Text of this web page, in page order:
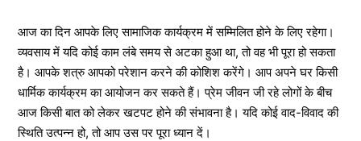
आज का दिन आपके लिए सामाजिक कार्यक्रम में सम्मिलित होने के लिए रहेगा।
व्यवसाय में यदि कोई काम लंबे समय से अटका हुआ था, तो वह भी पूरा हो सकता
है। आपके शत्रु आपको परेशान करने की कोशिश करेंगे। आप अपने घर किसी
धार्मिक कार्यक्रम का आयोजन कर सकते हैं। प्रेम जीवन जी रहे लोगों के बीच
आज किसी बात को लेकर खटपट होने की संभावना है। यदि कोई वाद-विवाद की
स्थिति उत्पन्न हो, तो आप उस पर पूरा ध्यान दें।